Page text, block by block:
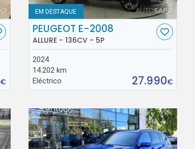
€
EM DESTAQUE
PEUGEOT E-2008
ALLURE - 136CV - 5P
2024
14.202 km
Eléctrico
27.990€